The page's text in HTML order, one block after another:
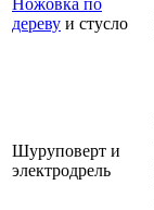
дереву и стусло
Шуруповерт и
электродрель